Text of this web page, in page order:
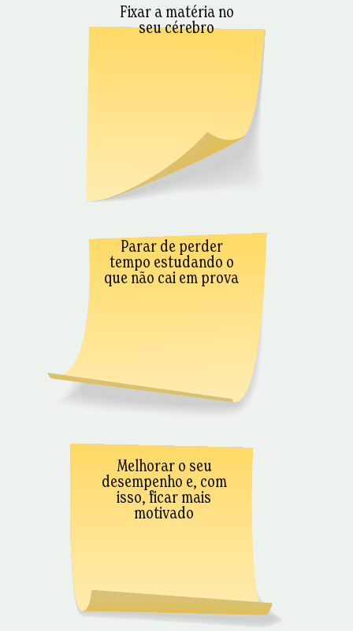
Fixar a matéria no
seu cérebro
Parar de perder
tempo estudando o
que não cai em prova
Melhorar o seu
desempenho e, com
isso, ficar mais
motivado